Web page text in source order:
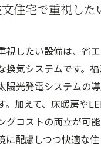
住宅で重視した
視したい設備は、省
換気システムです。
陽光発電システムの
。加えて、床暖房や
グコストの両立が可
に配慮しつつ快適な